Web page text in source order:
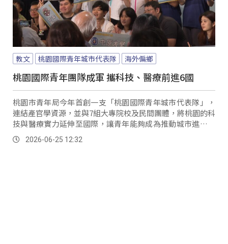
教文 桃園國際青年城市代表隊 海外偏鄉
桃園國際青年團隊成軍 攜科技、醫療前進6國
桃園市青年局今年首創一支「桃園國際青年城市代表隊」，
連結產官學資源，並與7組大專院校及民間團體，將桃園的科
技與醫療實力延伸至國際，讓青年能夠成為推動城市進步及
深化國際的力量。
2026-06-25 12:32